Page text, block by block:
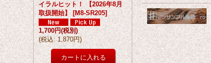
イラルヒット！ 【2026年8月
取扱開始】 [M8-SR205]
1,700円(税別)
(税込: 1,870円)